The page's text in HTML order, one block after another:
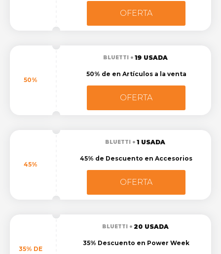
OFERTA
50%
BLUETTI 19 USADA
50% de en Artículos a la venta
OFERTA
45%
BLUETTI 1 USADA
45% de Descuento en Accesorios
OFERTA
35% DE
BLUETTI 20 USADA
35% Descuento en Power Week